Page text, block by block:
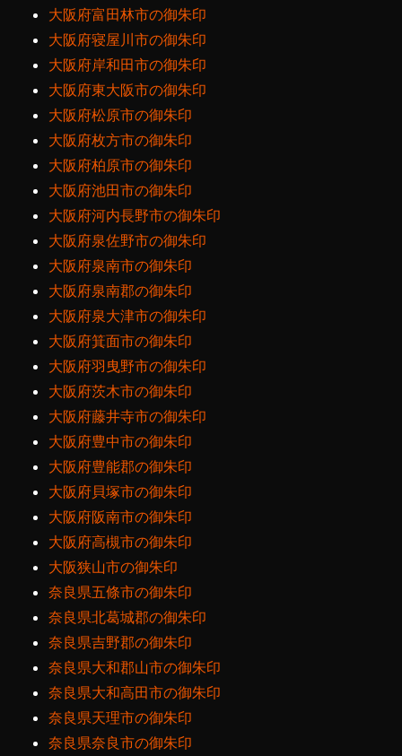
大阪府富田林市の御朱印
大阪府寝屋川市の御朱印
大阪府岸和田市の御朱印
大阪府東大阪市の御朱印
大阪府松原市の御朱印
大阪府枚方市の御朱印
大阪府柏原市の御朱印
大阪府池田市の御朱印
大阪府河内長野市の御朱印
大阪府泉佐野市の御朱印
大阪府泉南市の御朱印
大阪府泉南郡の御朱印
大阪府泉大津市の御朱印
大阪府箕面市の御朱印
大阪府羽曳野市の御朱印
大阪府茨木市の御朱印
大阪府藤井寺市の御朱印
大阪府豊中市の御朱印
大阪府豊能郡の御朱印
大阪府貝塚市の御朱印
大阪府阪南市の御朱印
大阪府高槻市の御朱印
大阪狭山市の御朱印
奈良県五條市の御朱印
奈良県北葛城郡の御朱印
奈良県吉野郡の御朱印
奈良県大和郡山市の御朱印
奈良県大和高田市の御朱印
奈良県天理市の御朱印
奈良県奈良市の御朱印